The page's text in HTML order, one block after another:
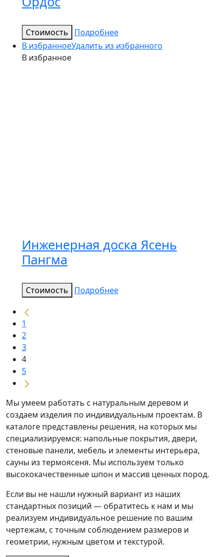
Стоимость
Подробнее
В избранноеУдалить из избранного
В избранное
Инженерная доска Ясень
Пангма
Стоимость Подробнее
1
2
3
4
5
Мы умеем работать с натуральным деревом и
создаем изделия по индивидуальным проектам. В
каталоге представлены решения, на которых мы
специализируемся: напольные покрытия, двери,
стеновые панели, мебель и элементы интерьера,
сауны из термоясеня. Мы используем только
высококачественные шпон и массив ценных пород.
Если вы не нашли нужный вариант из наших
стандартных позиций — обратитесь к нам и мы
реализуем индивидуальное решение по вашим
чертежам, с точным соблюдением размеров и
геометрии, нужным цветом и текстурой.